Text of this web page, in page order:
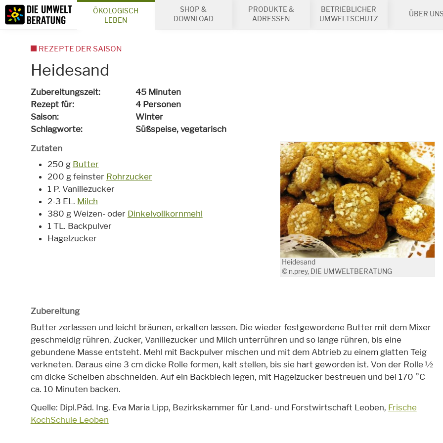
Inhalt
Suche
ÖKOLOGISCH
LEBEN
SHOP &
DOWNLOAD
PRODUKTE &
ADRESSEN
BETRIEBLICHER
UMWELTSCHUTZ
ÜBER
Heidesand
Zubereitungszeit
45 Minuten
Rezept für
4 Personen
Saison
Winter
Schlagworte
Süßspeise,vegetarisch
Heidesand
© n.prey, DIE UMWELTBERATUNG
Zutaten
250 g Butter
200 g feinster Rohrzucker
1 P. Vanillezucker
2-3 EL. Milch
380 g Weizen- oder Dinkelvollkornmehl
1 TL. Backpulver
Hagelzucker
Zubereitung
Butter zerlassen und leicht bräunen, erkalten lassen. Die wieder festgewordene Butter mit dem Mixer
geschmeidig rühren, Zucker, Vanillezucker und Milch unterrühren und so lange rühren, bis eine
gebundene Masse entsteht. Mehl mit Backpulver mischen und mit dem Abtrieb zu einem glatten Teig
verkneten. Daraus eine 3 cm dicke Rolle formen, kalt stellen, bis sie hart geworden ist. Von der Rolle ½
cm dicke Scheiben abschneiden. Auf ein Backblech legen, mit Hagelzucker bestreuen und bei 170 °C
ca. 10 Minuten backen.
Quelle: Dipl.Päd. Ing. Eva Maria Lipp, Bezirkskammer für Land- und Forstwirtschaft Leoben, Frische
KochSchule Leoben
REZEPTE DER SAISON